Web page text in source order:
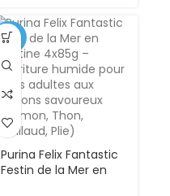
Aliment Complet
Riche en Nutriments
Essentiels
-35%
Purina Felix Fantastic
Festin de la Mer en